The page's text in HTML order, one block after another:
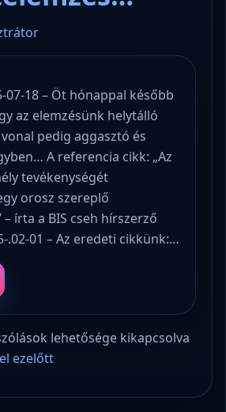
07-18 – Öt hónappal később
az elemzésünk helytálló
pedig aggasztó és
A referencia cikk: „Az
tevékenységét
orosz szereplő
írta a BIS cseh hírszerző
.02-01 – Az eredeti cikkünk:…
lehetősége kikapcsolva
ezelőtt